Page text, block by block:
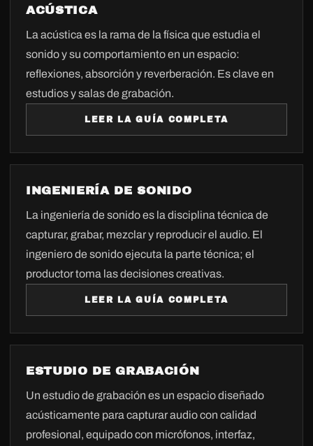
ACÚSTICA
La acústica es la rama de la física que estudia el
sonido y su comportamiento en un espacio:
reflexiones, absorción y reverberación. Es clave en
estudios y salas de grabación.
LEER LA GUÍA COMPLETA
INGENIERÍA DE SONIDO
La ingeniería de sonido es la disciplina técnica de
capturar, grabar, mezclar y reproducir el audio. El
ingeniero de sonido ejecuta la parte técnica; el
productor toma las decisiones creativas.
LEER LA GUÍA COMPLETA
ESTUDIO DE GRABACIÓN
Un estudio de grabación es un espacio diseñado
acústicamente para capturar audio con calidad
profesional, equipado con micrófonos, interfaz,